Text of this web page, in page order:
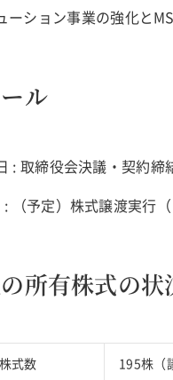
ーション事業の強化と
ル
: 取締役会決議・契約締
（予定）株式譲渡実行（
所有株式の状
式数 195株（